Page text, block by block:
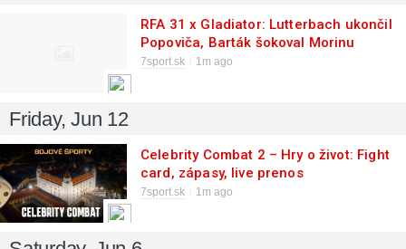
RFA 31 x Gladiator: Lutterbach ukončil
Popoviča, Barták šokoval Morinu
7sport.sk 1m ago
Friday, Jun 12
Celebrity Combat 2 – Hry o život: Fight
card, zápasy, live prenos
7sport.sk 1m ago